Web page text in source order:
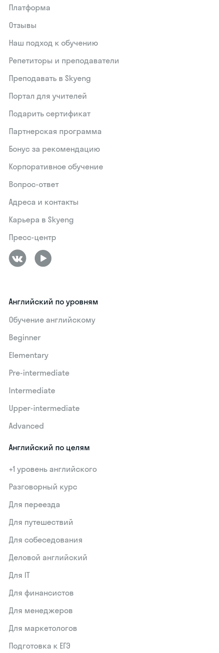
Платформа
Отзывы
Наш подход к обучению
Репетиторы и преподаватели
Преподавать в Skyeng
Портал для учителей
Подарить сертификат
Партнерская программа
Бонус за рекомендацию
Корпоративное обучение
Вопрос-ответ
Адреса и контакты
Карьера в Skyeng
Пресс-центр
Английский по уровням
Обучение английскому
Beginner
Elementary
Pre-intermediate
Intermediate
Upper-intermediate
Advanced
Английский по целям
+1 уровень английского
Разговорный курс
Для переезда
Для путешествий
Для собеседования
Деловой английский
Для IT
Для финансистов
Для менеджеров
Для маркетологов
Подготовка к ЕГЭ